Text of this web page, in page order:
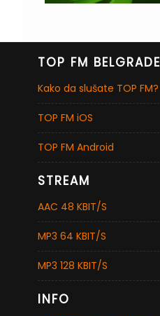
TOP FM BELGRADE
Kako da slušate TOP FM?
TOP FM iOS
TOP FM Android
STREAM
AAC 48 KBIT/S
MP3 64 KBIT/S
MP3 128 KBIT/S
INFO